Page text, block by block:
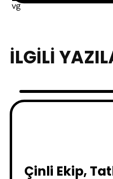
İLGILI
Çinli Ekip,